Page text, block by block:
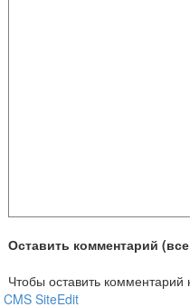
Оставить комментарий
Чтобы оставить комментарий
CMS SiteEdit